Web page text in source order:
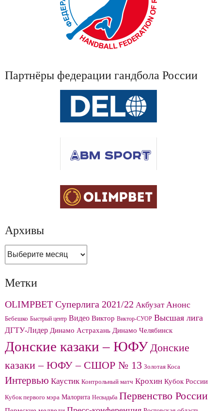
Партнёры федерации гандбола России
Архивы
Архивы
Метки
OLIMPBET Суперлига 2021/22 Акбузат Анонс
Бебешко Быстрый центр Видео Виктор Виктор-СУОР Высшая лига
ДГТУ-Лидер Динамо Астрахань Динамо Челябинск
Донские казаки – ЮФУДонские
казаки – ЮФУ – СШОР № 13 Золотая Коса
Интервью Каустик Контрольный матч Крохин Кубок России
Кубок первого мэра Малорита Несвадьба Первенство России